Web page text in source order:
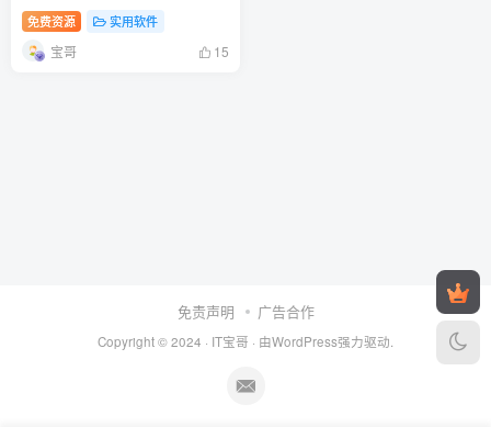
免费资源 实用软件
宝哥 15
免责声明 广告合作
Copyright © 2024 · IT宝哥 · 由WordPress强力驱动.